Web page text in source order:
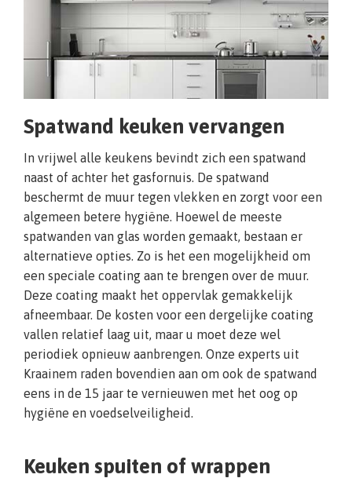
Spatwand keuken vervangen
In vrijwel alle keukens bevindt zich een spatwand
naast of achter het gasfornuis. De spatwand
beschermt de muur tegen vlekken en zorgt voor een
algemeen betere hygiëne. Hoewel de meeste
spatwanden van glas worden gemaakt, bestaan er
alternatieve opties. Zo is het een mogelijkheid om
een speciale coating aan te brengen over de muur.
Deze coating maakt het oppervlak gemakkelijk
afneembaar. De kosten voor een dergelijke coating
vallen relatief laag uit, maar u moet deze wel
periodiek opnieuw aanbrengen. Onze experts uit
Kraainem raden bovendien aan om ook de spatwand
eens in de 15 jaar te vernieuwen met het oog op
hygiëne en voedselveiligheid.
Keuken spuiten of wrappen